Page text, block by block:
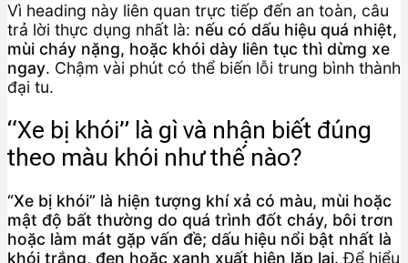
Vì heading này liên quan trực tiếp đến an toàn, câu
trả lời thực dụng nhất là: nếu có dấu hiệu quá nhiệt,
mùi cháy nặng, hoặc khói dày liên tục thì dừng xe
ngay. Chậm vài phút có thể biến lỗi trung bình thành
đại tu.
“Xe bị khói” là gì và nhận biết đúng
theo màu khói như thế nào?
“Xe bị khói” là hiện tượng khí xả có màu, mùi hoặc
mật độ bất thường do quá trình đốt cháy, bôi trơn
hoặc làm mát gặp vấn đề; dấu hiệu nổi bật nhất là
khói trắng, đen hoặc xanh xuất hiện lặp lại. Để hiểu